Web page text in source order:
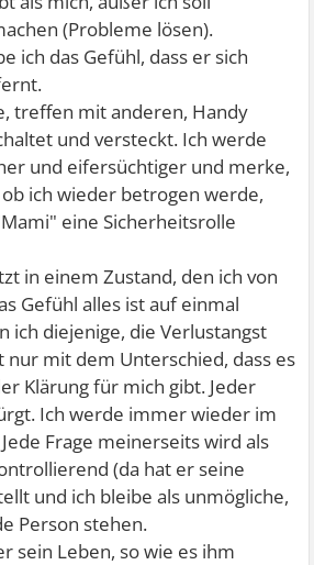
(Probleme lösen).
ich das Gefühl, dass er sich
treffen mit anderen, Handy
und versteckt. Ich werde
und eifersüchtiger und merke,
ich wieder betrogen werde,
eine Sicherheitsrolle
in einem Zustand, den ich von
Gefühl alles ist auf einmal
ich diejenige, die Verlustangst
nur mit dem Unterschied, dass es
Klärung für mich gibt. Jeder
Ich werde immer wieder im
Frage meinerseits wird als
(da hat er seine
und ich bleibe als unmögliche,
Person stehen.
sein Leben, so wie es ihm